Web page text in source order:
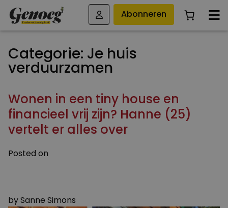
Abonneren
Categorie: Je huis
verduurzamen
Wonen in een tiny house en
financieel vrij zijn? Hanne (25)
vertelt er alles over
Posted on
bySanne Simons